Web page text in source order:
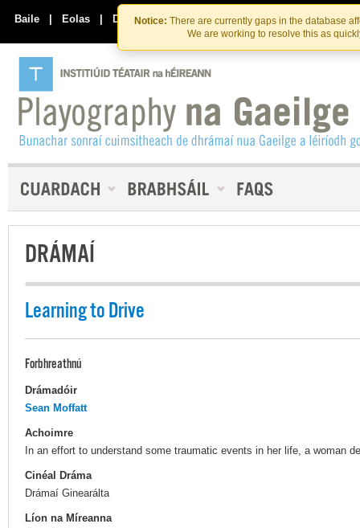
Skip
to
the
content
Skip
to
content
Notice: There are currently gaps in the database
We are working to resolve this as
Baile | Eolas | Déan Teagmháil Linn
DRÁMAÍ
Learning to Drive
Forbhreathnú
Drámadóir
Sean Moffatt
Achoimre
In an effort to understand some traumatic events in her life, a woman
Cinéal Dráma
Drámaí Ginearálta
Líon na Míreanna